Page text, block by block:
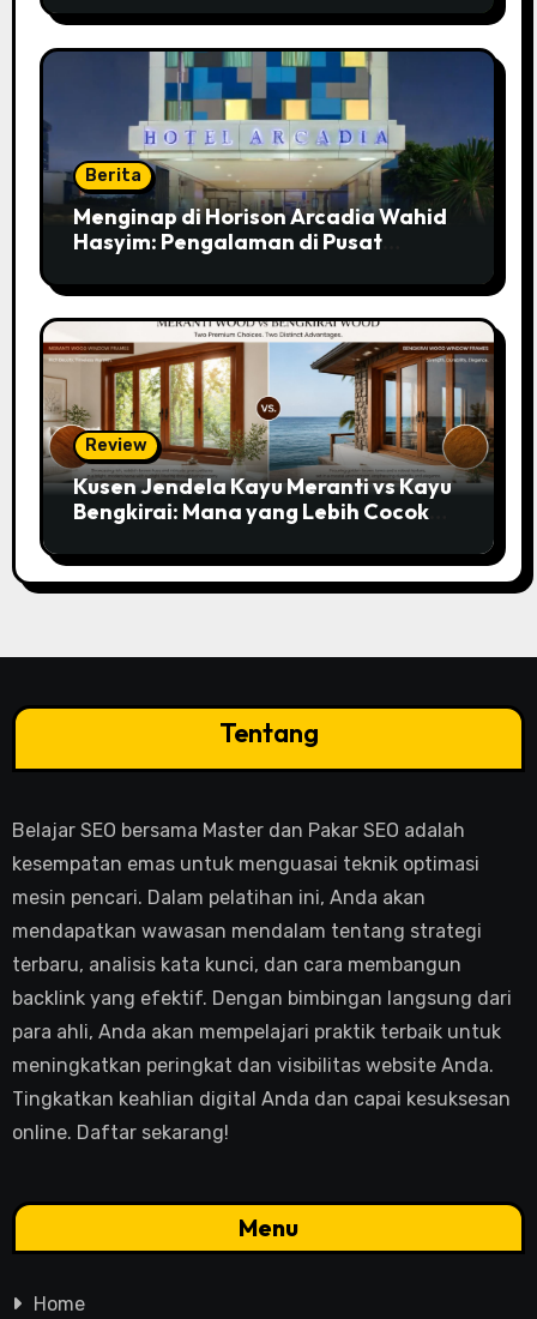
Berita
Menginap di Horison Arcadia Wahid
Hasyim: Pengalaman di Pusat
Review
Kusen Jendela Kayu Meranti vs Kayu
Bengkirai: Mana yang Lebih Cocok
Tentang
Belajar SEO bersama Master dan Pakar SEO adalah
kesempatan emas untuk menguasai teknik optimasi
mesin pencari. Dalam pelatihan ini, Anda akan
mendapatkan wawasan mendalam tentang strategi
terbaru, analisis kata kunci, dan cara membangun
backlink yang efektif. Dengan bimbingan langsung dari
para ahli, Anda akan mempelajari praktik terbaik untuk
meningkatkan peringkat dan visibilitas website Anda.
Tingkatkan keahlian digital Anda dan capai kesuksesan
online. Daftar sekarang!
Menu
Home